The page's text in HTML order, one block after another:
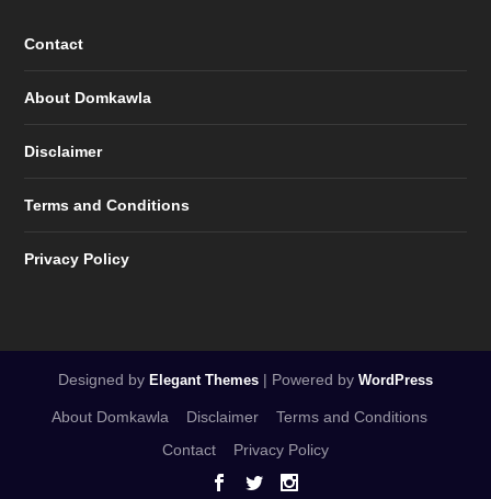
Contact
About Domkawla
Disclaimer
Terms and Conditions
Privacy Policy
Designed by Elegant Themes | Powered by WordPress
About Domkawla Disclaimer
Terms and Conditions
Contact
Privacy Policy